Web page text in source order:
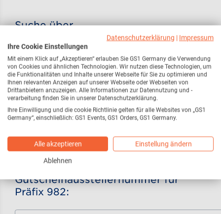
Suche über
Gutscheinausstellernummer für
Präfix 981:
Suchen
Suche über
Gutscheinausstellernummer für
Präfix 982:
Datenschutzerklärung | Impressum
Ihre Cookie Einstellungen
Mit einem Klick auf „Akzeptieren“ erlauben Sie GS1 Germany die Verwendung
von Cookies und ähnlichen Technologien. Wir nutzen diese Technologien, um
die Funktionalitäten und Inhalte unserer Webseite für Sie zu optimieren und
Ihnen relevanten Anzeigen auf unserer Webseite oder Webseiten von
Drittanbietern anzuzeigen. Alle Informationen zur Datennutzung und -
verarbeitung finden Sie in unserer Datenschutzerklärung.
Ihre Einwilligung und die cookie Richtlinie gelten für alle Websites von „GS1
Germany“, einschließlich: GS1 Events, GS1 Orders, GS1 Germany.
Alle akzeptieren Einstellung ändern
Ablehnen